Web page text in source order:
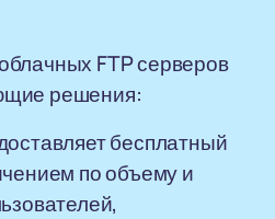
FTP серверов
решения:
бесплатный
по объему и